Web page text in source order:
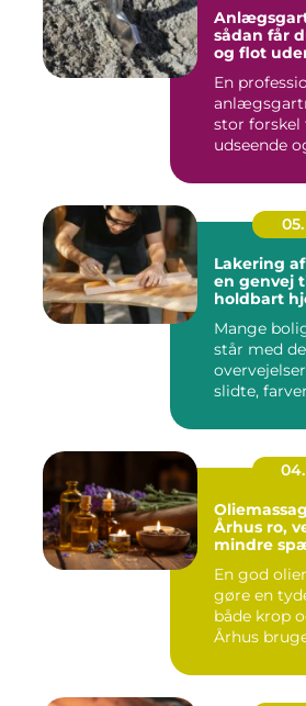
sådan får
og flot
En
stor forskel
udseende
Lakering
en genvej
holdbart
Mange
står med
slidte,
Århus ro, velvære og
mindre
En god
gøre en
både krop
Århus